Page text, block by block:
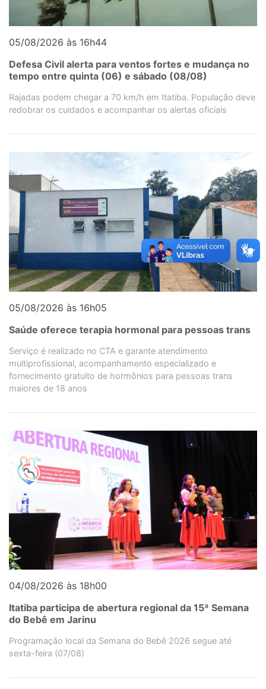
05/08/2026 às 16h44
Defesa Civil alerta para ventos fortes e mudança no
tempo entre quinta (06) e sábado (08/08)
Rajadas podem chegar a 70 km/h em Itatiba. População deve
redobrar os cuidados e acompanhar os alertas oficiais
05/08/2026 às 16h05
Saúde oferece terapia hormonal para pessoas trans
Serviço é realizado no CTA e garante atendimento
multiprofissional, acompanhamento especializado e
fornecimento gratuito de hormônios para pessoas trans
maiores de 18 anos
04/08/2026 às 18h00
Itatiba participa de abertura regional da 15ª Semana
do Bebê em Jarinu
Programação local da Semana do Bebê 2026 segue até
sexta-feira (07/08)